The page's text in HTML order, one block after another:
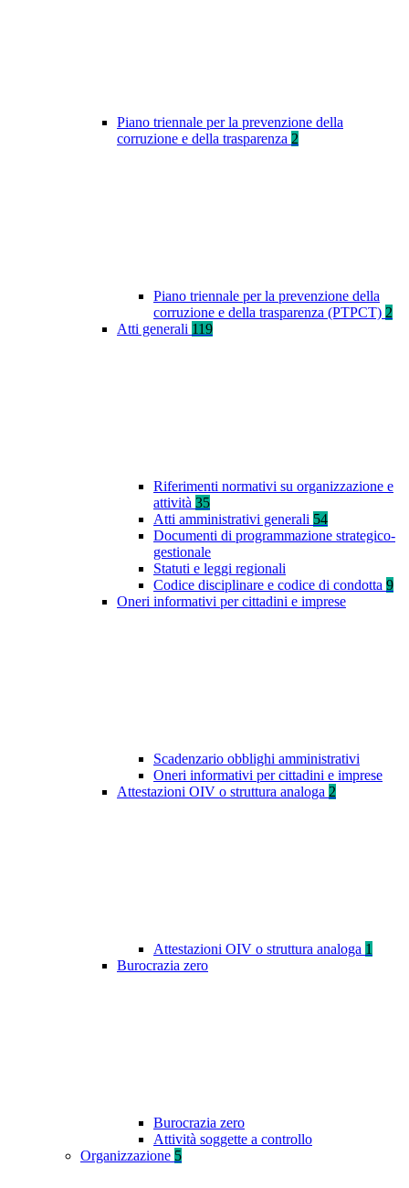
Piano triennale per la prevenzione della
corruzione e della trasparenza 2
Piano triennale per la prevenzione della
corruzione e della trasparenza (PTPCT) 2
Atti generali 119
Riferimenti normativi su organizzazione e
attività 35
Atti amministrativi generali 54
Documenti di programmazione strategico-
gestionale
Statuti e leggi regionali
Codice disciplinare e codice di condotta 9
Oneri informativi per cittadini e imprese
Scadenzario obblighi amministrativi
Oneri informativi per cittadini e imprese
Attestazioni OIV o struttura analoga 2
Attestazioni OIV o struttura analoga 1
Burocrazia zero
Burocrazia zero
Attività soggette a controllo
Organizzazione 5